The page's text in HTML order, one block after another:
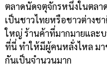
ตลาดนัดจตุจักรหนึ่งในตลา
เป็นชาวไทยหรือชาวต่างช
ใหญ่ ร้านค้าที่มากมายและ
ที่นี่ ทำให้มีผู้คนหลั่งไหล ม
กันเป็นจำนวนมาก